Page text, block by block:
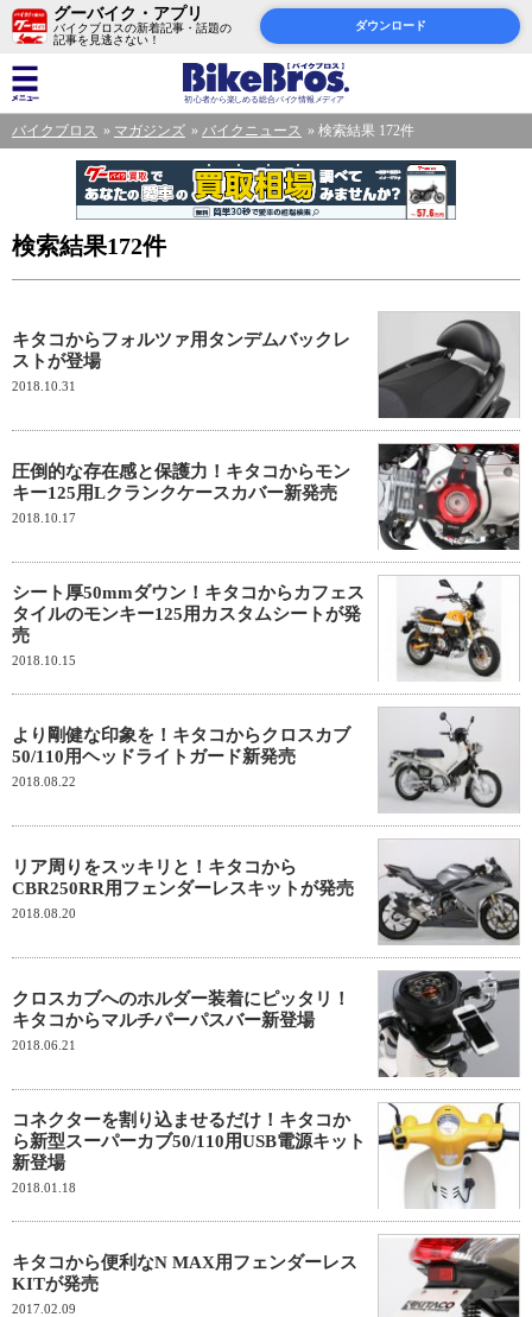
グーバイク・アプリ
バイクブロスの新着記事・話題の
記事を見逃さない！
ダウンロード
バイクブロス マガジンズ バイクニュース 検索結果 172件
検索結果172件
キタコからフォルツァ用タンデムバックレ
ストが登場
2018.10.31
圧倒的な存在感と保護力！キタコからモン
キー125用Lクランクケースカバー新発売
2018.10.17
シート厚50mmダウン！キタコからカフェス
タイルのモンキー125用カスタムシートが発
売
2018.10.15
より剛健な印象を！キタコからクロスカブ
50/110用ヘッドライトガード新発売
2018.08.22
リア周りをスッキリと！キタコから
CBR250RR用フェンダーレスキットが発売
2018.08.20
クロスカブへのホルダー装着にピッタリ！
キタコからマルチパーパスバー新登場
2018.06.21
コネクターを割り込ませるだけ！キタコか
ら新型スーパーカブ50/110用USB電源キット
新登場
2018.01.18
キタコから便利なN MAX用フェンダーレス
KITが発売
2017.02.09